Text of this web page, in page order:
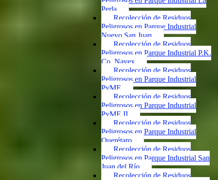
Perla
Recolección de Residuos
Peligrosos en Parque Industrial
Nuevo San Juan
Recolección de Residuos
Peligrosos en Parque Industrial P.K.
Co. Navex
Recolección de Residuos
Peligrosos en Parque Industrial
PyME
Recolección de Residuos
Peligrosos en Parque Industrial
PyME II
Recolección de Residuos
Peligrosos en Parque Industrial
Querétaro
Recolección de Residuos
Peligrosos en Parque Industrial San
Juan del Río
Recolección de Residuos